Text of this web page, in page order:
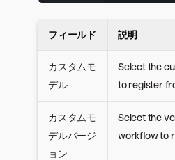
フィールド 説明
カスタムモ
デル
Select the
to register
カスタムモ
デルバージ
ョン
Select the
workflow to